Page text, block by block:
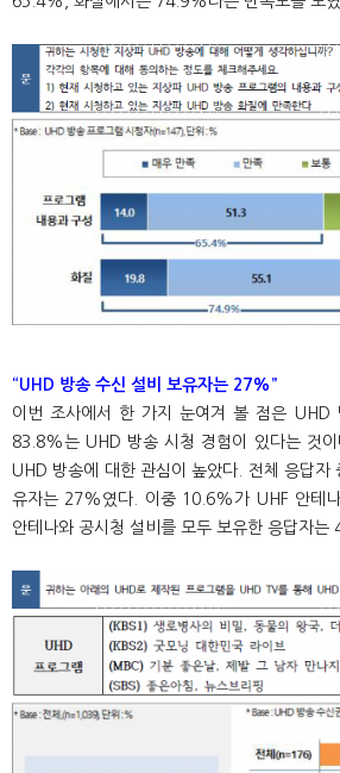
“UHD 방송 수신 설비 보유자는 27%”
이번 조사에서 한 가지 눈여겨 볼 점은 UHD
83.8%는 UHD 방송 시청 경험이 있다는 것
UHD 방송에 대한 관심이 높았다. 전체 응답자
유자는 27%였다. 이중 10.6%가 UHF 안테
안테나와 공시청 설비를 모두 보유한 응답자는